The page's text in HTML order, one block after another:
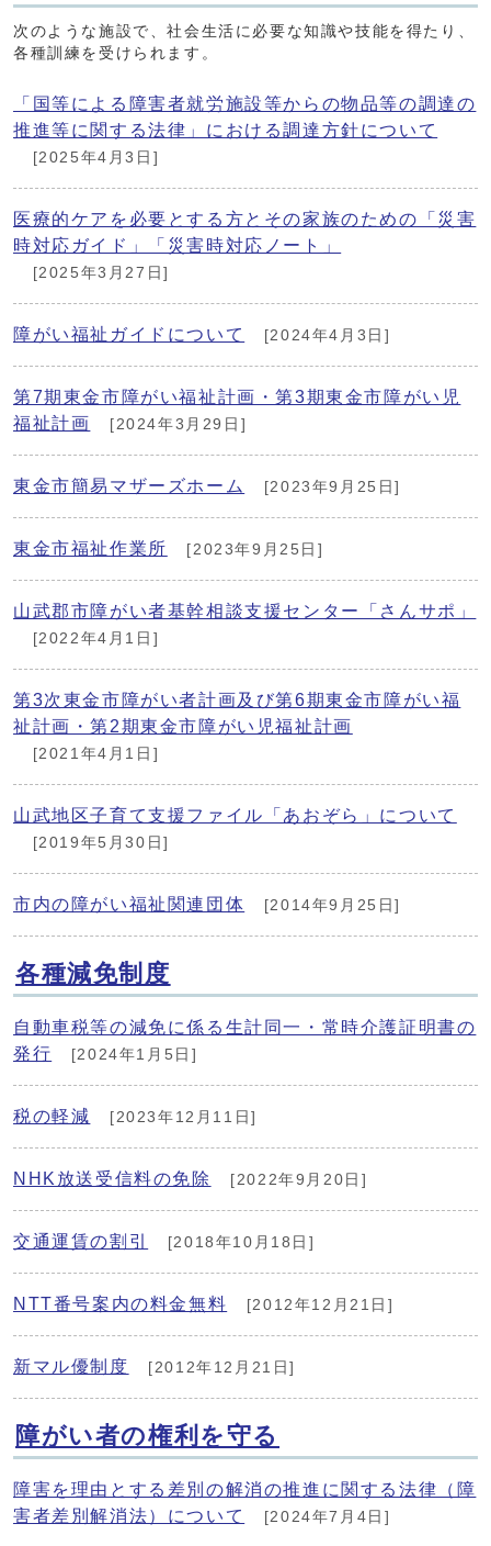
次のような施設で、社会生活に必要な知識や技能を得たり、
各種訓練を受けられます。
「国等による障害者就労施設等からの物品等の調達の
推進等に関する法律」における調達方針について
[2025年4月3日]
医療的ケアを必要とする方とその家族のための「災害
時対応ガイド」「災害時対応ノート」
[2025年3月27日]
障がい福祉ガイドについて [2024年4月3日]
第7期東金市障がい福祉計画・第3期東金市障がい児
福祉計画
[2024年3月29日]
東金市簡易マザーズホーム [2023年9月25日]
東金市福祉作業所 [2023年9月25日]
山武郡市障がい者基幹相談支援センター「さんサポ」
[2022年4月1日]
第3次東金市障がい者計画及び第6期東金市障がい福
祉計画・第2期東金市障がい児福祉計画
[2021年4月1日]
山武地区子育て支援ファイル「あおぞら」について
[2019年5月30日]
市内の障がい福祉関連団体 [2014年9月25日]
各種減免制度
自動車税等の減免に係る生計同一・常時介護証明書の
発行
[2024年1月5日]
税の軽減 [2023年12月11日]
NHK放送受信料の免除 [2022年9月20日]
交通運賃の割引 [2018年10月18日]
NTT番号案内の料金無料 [2012年12月21日]
新マル優制度 [2012年12月21日]
障がい者の権利を守る
障害を理由とする差別の解消の推進に関する法律（障
害者差別解消法）について
[2024年7月4日]